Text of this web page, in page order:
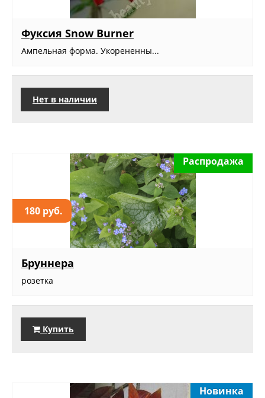
Фуксия Snow Burner
Ампельная форма. Укорененны...
Нет в наличии
180 руб.
Распродажа
Бруннера
розетка
Купить
Новинка